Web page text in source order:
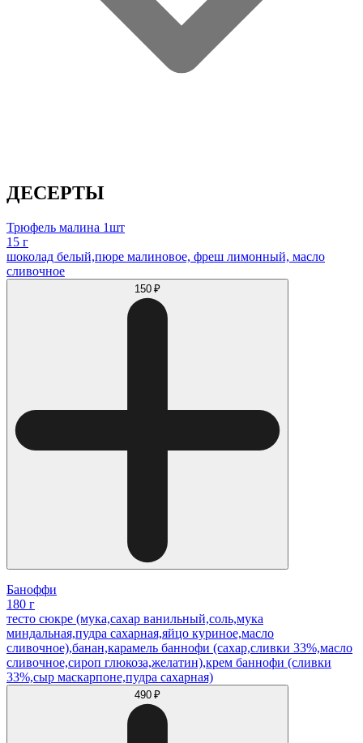
ДЕСЕРТЫ
Трюфель малина 1шт
15 г
шоколад белый,пюре малиновое, фреш лимонный, масло
сливочное
150 ₽
Баноффи
180 г
тесто сюкре (мука,сахар ванильный,соль,мука
миндальная,пудра сахарная,яйцо куриное,масло
сливочное),банан,карамель баннофи (сахар,сливки 33%,масло
сливочное,сироп глюкоза,желатин),крем баннофи (сливки
33%,сыр маскарпоне,пудра сахарная)
490 ₽